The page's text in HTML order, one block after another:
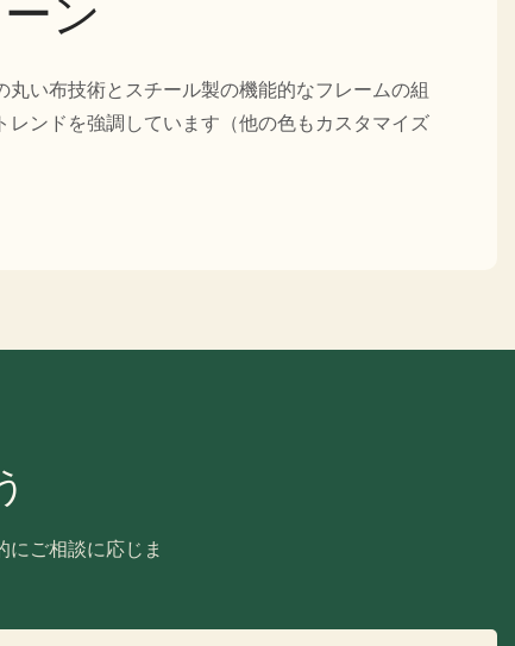
ン
丸い布技術とスチール製の機能的なフレームの組
レンドを強調しています（他の色もカスタマイズ
ご相談に応じま